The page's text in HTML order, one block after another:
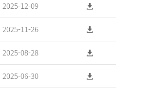
2025-12-09
2025-11-26
2025-08-28
2025-06-30